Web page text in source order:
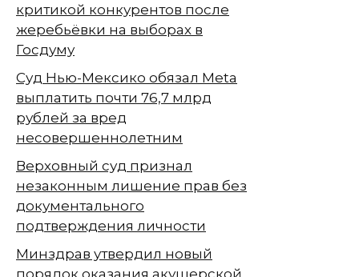
критикой конкурентов после
жеребьёвки на выборах в
Госдуму
Суд Нью-Мексико обязал Meta
выплатить почти 76,7 млрд
рублей за вред
несовершеннолетним
Верховный суд признал
незаконным лишение прав без
документального
подтверждения личности
Минздрав утвердил новый
порядок оказания акушерской